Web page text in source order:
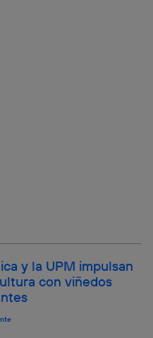
y la UPM impulsan
con viñedos